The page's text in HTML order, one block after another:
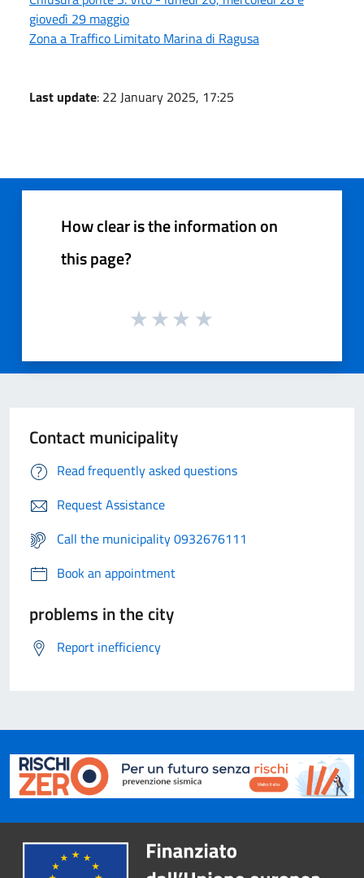
giovedì 29 maggio
Zona a Traffico Limitato Marina di Ragusa
Last update: 22 January 2025, 17:25
How clear is the information on
this page?
Contact municipality
Read frequently asked questions
Request Assistance
Call the municipality 0932676111
Book an appointment
problems in the city
Report inefficiency